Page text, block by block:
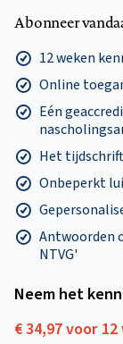
Abonneer
12 weken
Online
Eén
Het tijdschrift
Onbeperkt
Antwoorden
NTVG'
Neem het
€ 34,97 voor